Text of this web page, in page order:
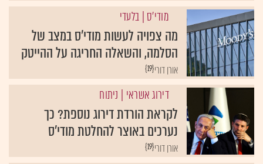
מודי'ס | בלעדי
מה צפויה לעשות מודי'ס במצב של
הסלמה, והשאלה החריגה על ההייטק
{19}אורן דורי
דירוג אשראי | ניתוח
לקראת הורדת דירוג נוספת? כך
נערכים באוצר להחלטת מודי'ס
{19}אורן דורי